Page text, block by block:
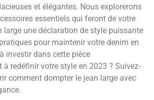
et élégantes. Nous explorerons
essentiels qui feront de votre
large une déclaration de style puissante
pour maintenir votre denim en
investir dans cette pièce
à redéfinir votre style en 2023 ? Suivez-
comment dompter le jean large avec